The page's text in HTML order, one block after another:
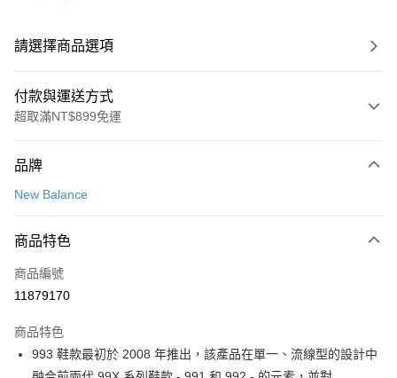
請選擇商品選項
付款與運送方式
超取滿NT$899免運
信用卡一次付款
Apple Pay
街口支付
Google Pay
全盈+PAY
品牌
New Balance
商品特色
商品編號
11879170
商品特色
993 鞋款最初於 2008 年推出，該產品在單一、流線型的設計中